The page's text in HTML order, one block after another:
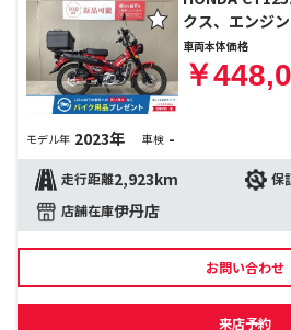
クス、エンジ
車両本体価格
￥
モデル年 2023年 車検 -
走行距離2,923km 保
店舗在庫伊丹店
お問い合わせ
来店予約